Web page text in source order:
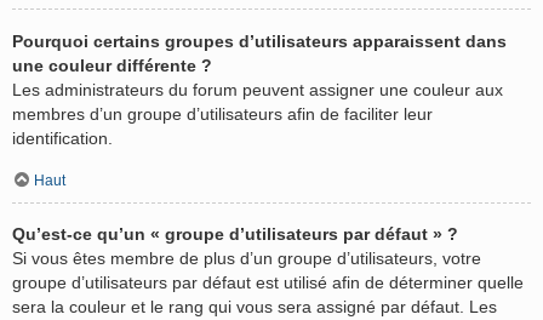
Pourquoi certains groupes d’utilisateurs apparaissent dans
une couleur différente ?
Les administrateurs du forum peuvent assigner une couleur aux
membres d’un groupe d’utilisateurs afin de faciliter leur
identification.
Haut
Qu’est-ce qu’un « groupe d’utilisateurs par défaut » ?
Si vous êtes membre de plus d’un groupe d’utilisateurs, votre
groupe d’utilisateurs par défaut est utilisé afin de déterminer quelle
sera la couleur et le rang qui vous sera assigné par défaut. Les